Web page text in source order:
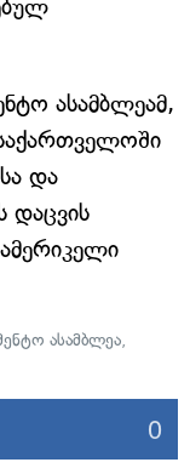
ასამბლეამ,
და
დაცვის
ასამბლეა,
0